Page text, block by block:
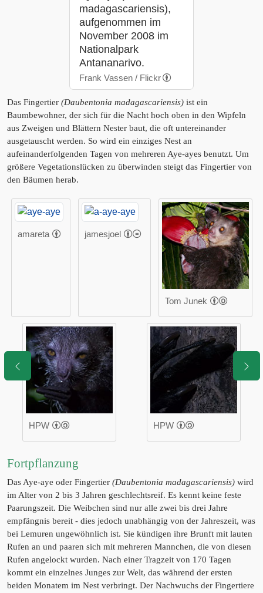
madagascariensis),
aufgenommen im
November 2008 im
Nationalpark
Antananarivo.
Frank Vassen / Flickr
Das Fingertier (Daubentonia madagascariensis) ist ein
Baumbewohner, der sich für die Nacht hoch oben in den Wipfeln
aus Zweigen und Blättern Nester baut, die oft untereinander
ausgetauscht werden. So wird ein einziges Nest an
aufeinanderfolgenden Tagen von mehreren Aye-ayes benutzt. Um
größere Vegetationslücken zu überwinden steigt das Fingertier von
den Bäumen herab.
amareta jamesjoel
Tom Junek
HPW HPW
Fortpflanzung
Das Aye-aye oder Fingertier (Daubentonia madagascariensis) wird
im Alter von 2 bis 3 Jahren geschlechtsreif. Es kennt keine feste
Paarungszeit. Die Weibchen sind nur alle zwei bis drei Jahre
empfängnis bereit - dies jedoch unabhängig von der Jahreszeit, was
bei Lemuren ungewöhnlich ist. Sie kündigen ihre Brunft mit lauten
Rufen an und paaren sich mit mehreren Mannchen, die von diesen
Rufen angelockt wurden. Nach einer Tragzeit von 170 Tagen
kommt ein einzelnes Junges zur Welt, das während der ersten
beiden Monatem im Nest verbringt. Der Nachwuchs der Fingertiere